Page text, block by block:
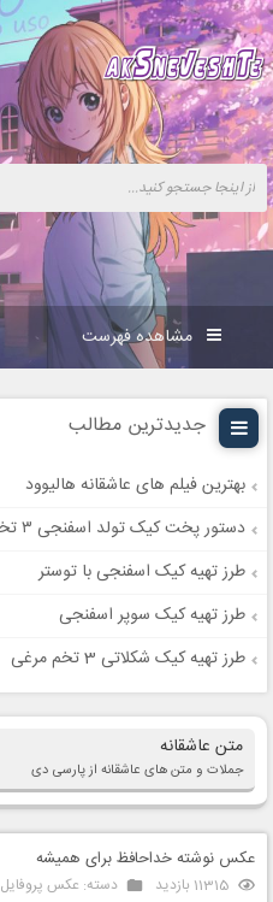
مشاهده فهرست
جدیدترین مطالب
بهترین فیلم های عاشقانه هالیوود
دستور پخت کیک تولد اسفنجی ۳ تخم مرغی
طرز تهیه کیک اسفنجی با توستر
طرز تهیه کیک سوپر اسفنجی
طرز تهیه کیک شکلاتی 3 تخم مرغی
متن عاشقانه
جملات و متن های عاشقانه از پارسی دی
عکس نوشته خداحافظ برای همیشه
11315 بازدید دسته: عکس پروفایل